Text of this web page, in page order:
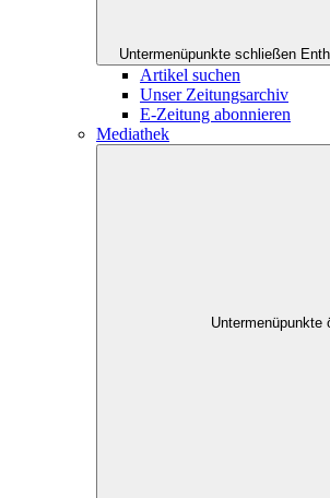
Untermenüpunkte schließen
Artikel suchen
Unser Zeitungsarchiv
E-Zeitung abonnieren
Mediathek
Untermenüpunkte